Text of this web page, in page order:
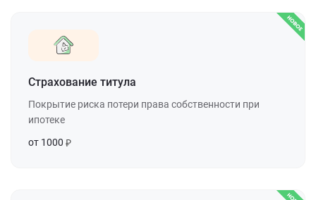
Страхование титула
Покрытие риска потери права собственности при
ипотеке
от 1000